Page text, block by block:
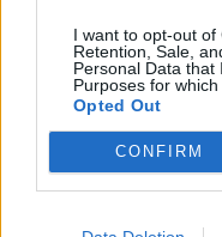
I want to opt-out of
Retention, Sale,
Personal Data that
Purposes for which
Opted Out
CONFIRM
19
Ευλογιά των